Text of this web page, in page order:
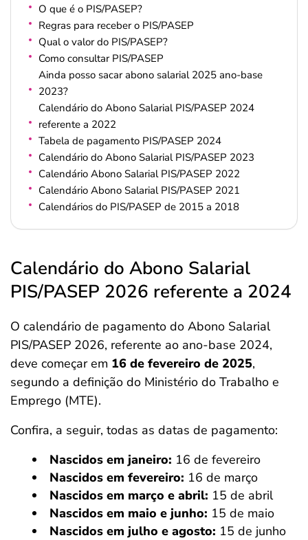
O que é o PIS/PASEP?
Regras para receber o PIS/PASEP
Qual o valor do PIS/PASEP?
Como consultar PIS/PASEP
Ainda posso sacar abono salarial 2025 ano-base
2023?
Calendário do Abono Salarial PIS/PASEP 2024
referente a 2022
Tabela de pagamento PIS/PASEP 2024
Calendário do Abono Salarial PIS/PASEP 2023
Calendário Abono Salarial PIS/PASEP 2022
Calendário Abono Salarial PIS/PASEP 2021
Calendários do PIS/PASEP de 2015 a 2018
Calendário do Abono Salarial
PIS/PASEP 2026 referente a 2024
O calendário de pagamento do Abono Salarial
PIS/PASEP 2026, referente ao ano-base 2024,
deve começar em 16 de fevereiro de 2025,
segundo a definição do Ministério do Trabalho e
Emprego (MTE).
Confira, a seguir, todas as datas de pagamento:
Nascidos em janeiro: 16 de fevereiro
Nascidos em fevereiro: 16 de março
Nascidos em março e abril: 15 de abril
Nascidos em maio e junho: 15 de maio
Nascidos em julho e agosto: 15 de junho